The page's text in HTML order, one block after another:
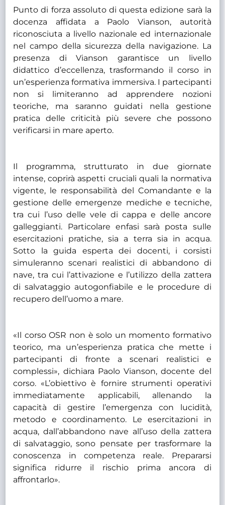
Punto di forza assoluto di questa edizione sarà la
docenza affidata a Paolo Vianson, autorità
riconosciuta a livello nazionale ed internazionale
nel campo della sicurezza della navigazione. La
presenza di Vianson garantisce un livello
didattico d’eccellenza, trasformando il corso in
un’esperienza formativa immersiva. I partecipanti
non si limiteranno ad apprendere nozioni
teoriche, ma saranno guidati nella gestione
pratica delle criticità più severe che possono
verificarsi in mare aperto.
Il programma, strutturato in due giornate
intense, coprirà aspetti cruciali quali la normativa
vigente, le responsabilità del Comandante e la
gestione delle emergenze mediche e tecniche,
tra cui l’uso delle vele di cappa e delle ancore
galleggianti. Particolare enfasi sarà posta sulle
esercitazioni pratiche, sia a terra sia in acqua.
Sotto la guida esperta dei docenti, i corsisti
simuleranno scenari realistici di abbandono di
nave, tra cui l’attivazione e l’utilizzo della zattera
di salvataggio autogonfiabile e le procedure di
recupero dell’uomo a mare.
«Il corso OSR non è solo un momento formativo
teorico, ma un’esperienza pratica che mette i
partecipanti di fronte a scenari realistici e
complessi», dichiara Paolo Vianson, docente del
corso. «L’obiettivo è fornire strumenti operativi
immediatamente applicabili, allenando la
capacità di gestire l’emergenza con lucidità,
metodo e coordinamento. Le esercitazioni in
acqua, dall’abbandono nave all’uso della zattera
di salvataggio, sono pensate per trasformare la
conoscenza in competenza reale. Prepararsi
significa ridurre il rischio prima ancora di
affrontarlo».